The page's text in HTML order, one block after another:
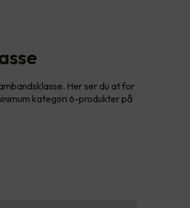
Her ser du at for
kategori 6-produkter på